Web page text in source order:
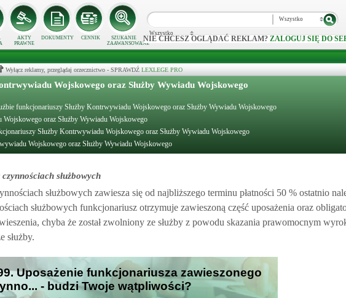
AKTY
PRAWNE
DOKUMENTY CENNIK
SZUKANIE
ZAAWANSOWANE
Wszystko
Wszystko
NIE CHCESZ OGLĄDAĆ REKLAM? ZALOGUJ SIĘ DO
Wyłącz reklamy, przeglądaj orzecznictwo - SPRAWDŹ LEXLEGE PRO
Wojskowego oraz Służby Wywiadu Wojskowego
funkcjonariuszy Służby Kontrwywiadu Wojskowego oraz Służby Wywiadu Wojskowego
oraz Służby Wywiadu Wojskowego
Służby Kontrwywiadu Wojskowego oraz Służby Wywiadu Wojskowego
Wojskowego oraz Służby Wywiadu Wojskowego
służbowych
służbowych zawiesza się od najbliższego terminu płatności 50 % ostatnio
służbowych funkcjonariusz otrzymuje zawieszoną część uposażenia oraz
chyba że został zwolniony ze służby z powodu skazania prawomocnym
służby.
Uposażenie funkcjonariusza zawieszonego
- budzi Twoje wątpliwości?